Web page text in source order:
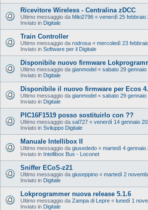
Ricevitore Wireless - Centralina zDCC
Ultimo messaggio da Miki2796 « venerdì 25 febbraio
Inviato in Digitale
Train Controller
Ultimo messaggio da rodrosa « mercoledì 23
Inviato in Software per il Digitale
Disponibile nuovo firmware
Ultimo messaggio da gianmodel « sabato 29 gennaio
Inviato in Digitale
Disponibile il nuovo firmware per Ecos
Ultimo messaggio da gianmodel « sabato 29 gennaio
Inviato in Digitale
PIC16F1519 posso sostituirlo con ??
Ultimo messaggio da sal727 « venerdì 14 gennaio
Inviato in Sviluppo Digitale
Manuale Intellibox II
Ultimo messaggio da giusededo « martedì 4 gennaio
Inviato in Intellibox Bus - Loconet
Sniffer ECoS-z21
Ultimo messaggio da giuseppino « martedì 2
Inviato in Digitale
Lokprogrammer nuova release 5.1.6
Ultimo messaggio da Zampa di Lepre « lunedì 1
Inviato in Digitale